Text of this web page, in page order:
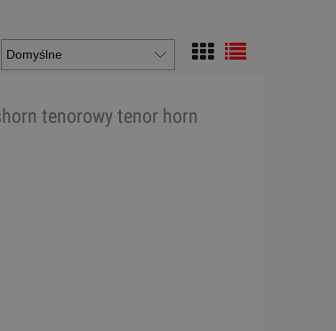
tenorowy tenor horn